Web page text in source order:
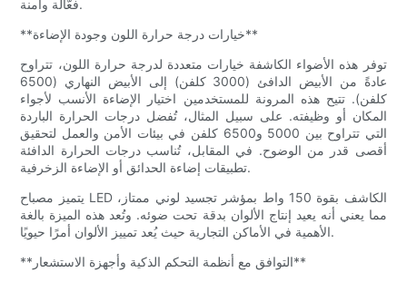
فعّالة وآمنة.
**خيارات درجة حرارة اللون وجودة الإضاءة**
توفر هذه الأضواء الكاشفة خيارات متعددة لدرجة حرارة اللون، تتراوح
عادةً من الأبيض الدافئ (3000 كلفن) إلى الأبيض النهاري (6500
كلفن). تتيح هذه المرونة للمستخدمين اختيار الإضاءة الأنسب لأجواء
المكان أو وظيفته. على سبيل المثال، تُفضل درجات الحرارة الباردة
التي تتراوح بين 5000 و6500 كلفن في بيئات الأمن والعمل لتحقيق
أقصى قدر من الوضوح. في المقابل، تُناسب درجات الحرارة الدافئة
تطبيقات إضاءة الحدائق أو الإضاءة الزخرفية.
يتميز مصباح LED الكاشف بقوة 150 واط بمؤشر تجسيد لوني ممتاز،
مما يعني أنه يعيد إنتاج الألوان بدقة تحت ضوئه. وتُعد هذه الميزة بالغة
الأهمية في الأماكن التجارية حيث يُعد تمييز الألوان أمرًا حيويًا.
**التوافق مع أنظمة التحكم الذكية وأجهزة الاستشعار**